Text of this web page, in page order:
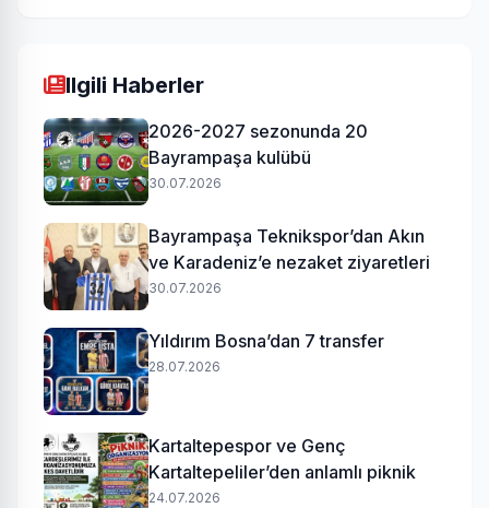
Ilgili Haberler
2026-2027 sezonunda 20
Bayrampaşa kulübü
30.07.2026
Bayrampaşa Teknikspor’dan Akın
ve Karadeniz’e nezaket ziyaretleri
30.07.2026
Yıldırım Bosna’dan 7 transfer
28.07.2026
Kartaltepespor ve Genç
Kartaltepeliler’den anlamlı piknik
24.07.2026